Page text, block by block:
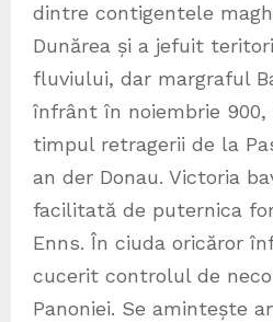
dintre contigentele
Dunărea și a jefuit
fluviului, dar margraful
înfrânt în noiembrie
timpul retragerii de la
an der Donau. Victoria
facilitată de puternica
Enns. În ciuda oricăror
cucerit controlul de
Panoniei. Se amintește